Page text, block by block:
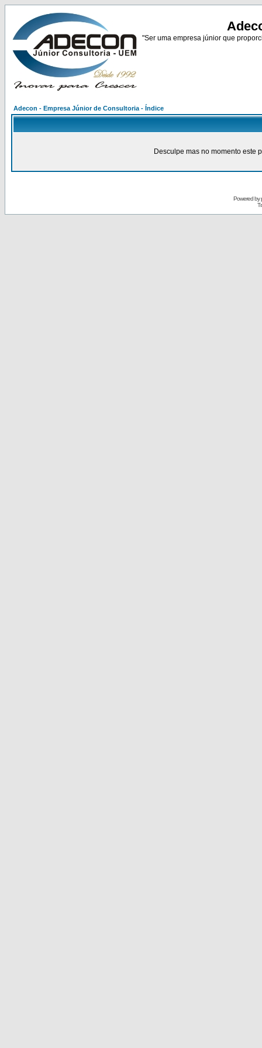
"Ser uma empresa júnior que
Adecon - Empresa Júnior de Consultoria - Índice
Desculpe mas no momento este
Powered by